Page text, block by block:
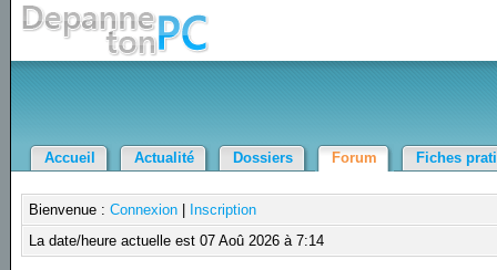
Accueil Actualité Dossiers Forum Fiches
Bienvenue :Connexion
Inscription
La date/heure actuelle est 07 Aoû 2026 à 7:14